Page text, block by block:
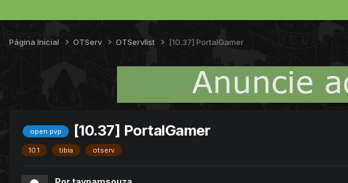
Página Inicial OTServ OTServlist [10.37] PortalGamer
open pvp [10.37] PortalGamer
10.1 tibia otserv